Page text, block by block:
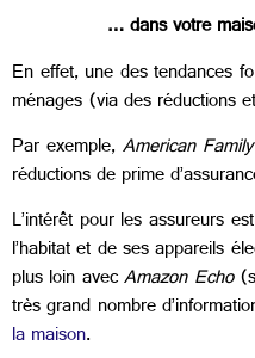
… dans votre
En effet, une des tendances
ménages (via des réductions
Par exemple,American Family
réductions de prime
L’intérêt pour les assureurs
l’habitat et de ses appareils
plus loin avecAmazon Echo
très grand nombre
la maison.